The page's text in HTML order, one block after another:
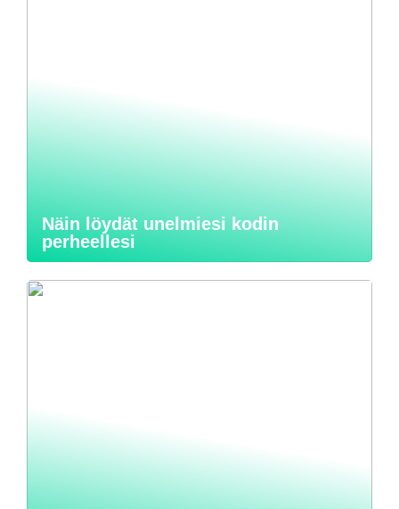
Näin löydät unelmiesi kodin
perheellesi